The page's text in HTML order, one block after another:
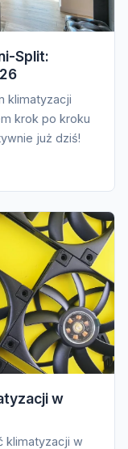
Split:
klimatyzacji
krok po kroku
już dziś!
w
klimatyzacji w